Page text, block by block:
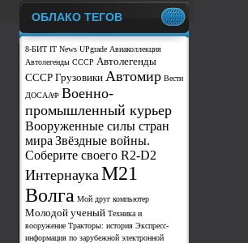
ОБЛАКО ТЕГОВ
8-БИТ IT News UPgrade Авиаколлекция
Автолегенды СССР Автолегенды
СССР Грузовики Автомир Вести
ДОСААФ Военно-
промышленный курьер
Вооруженные силы стран
мира Звёздные войны.
Соберите своего R2-D2
ИнтернаукаМ21
Волга Мой друг компьютер
Молодой ученый Техника и
вооружение Тракторы: история Экспресс-
информация по зарубежной электронной